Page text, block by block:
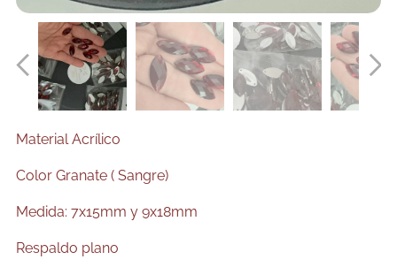
Material Acrílico
Color Granate ( Sangre)
Medida: 7x15mm y 9x18mm
Respaldo plano